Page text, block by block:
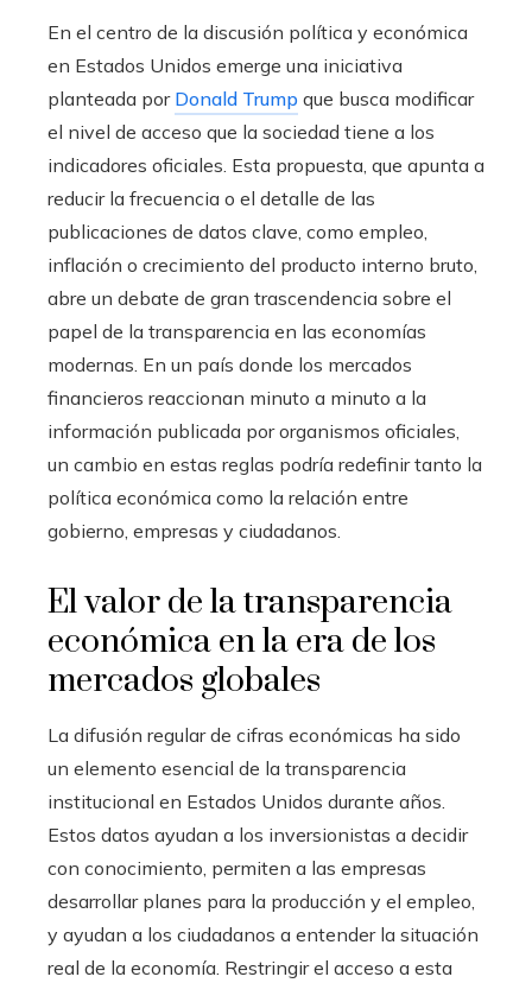
En el centro de la discusión política y económica
en Estados Unidos emerge una iniciativa
planteada por Donald Trump que busca modificar
el nivel de acceso que la sociedad tiene a los
indicadores oficiales. Esta propuesta, que apunta a
reducir la frecuencia o el detalle de las
publicaciones de datos clave, como empleo,
inflación o crecimiento del producto interno bruto,
abre un debate de gran trascendencia sobre el
papel de la transparencia en las economías
modernas. En un país donde los mercados
financieros reaccionan minuto a minuto a la
información publicada por organismos oficiales,
un cambio en estas reglas podría redefinir tanto la
política económica como la relación entre
gobierno, empresas y ciudadanos.
El valor de la transparencia
económica en la era de los
mercados globales
La difusión regular de cifras económicas ha sido
un elemento esencial de la transparencia
institucional en Estados Unidos durante años.
Estos datos ayudan a los inversionistas a decidir
con conocimiento, permiten a las empresas
desarrollar planes para la producción y el empleo,
y ayudan a los ciudadanos a entender la situación
real de la economía. Restringir el acceso a esta